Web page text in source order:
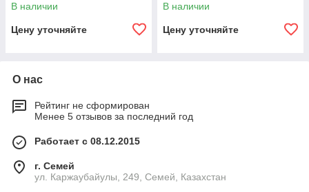
В наличии
Цену уточняйте
В наличии
Цену уточняйте
О нас
Рейтинг не сформирован
Менее 5 отзывов за последний год
Работает с 08.12.2015
г. Семей
ул. Каржаубайулы, 249, Семей, Казахстан